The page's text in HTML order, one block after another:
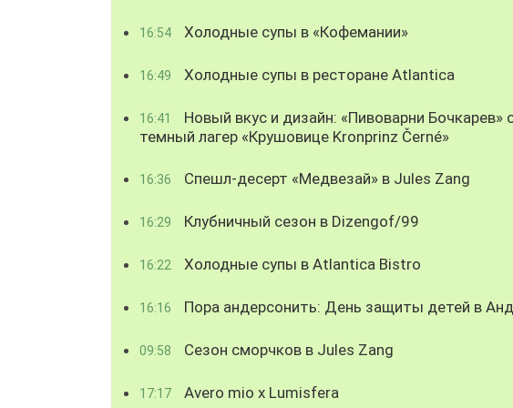
16:54 Холодные супы в «Кофемании»
16:49 Холодные супы в ресторане Atlantica
16:41
Новый вкус и дизайн: «Пивоварни Бочкарев»
темный лагер «Крушовице Kronprinz Černé»
16:36 Спешл-десерт «Медвезай» в Jules Zang
16:29 Клубничный сезон в Dizengof/99
16:22 Холодные супы в Atlantica Bistro
16:16 Пора андерсонить: День защиты детей в
09:58 Сезон сморчков в Jules Zang
17:17 Avero mio x Lumisfera